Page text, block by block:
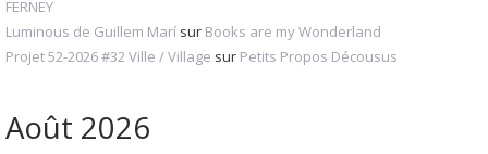
FERNEY
Luminous de Guillem Marí sur Books are my Wonderland
Projet 52-2026 #32 Ville / Village sur Petits Propos Décousus
Août 2026